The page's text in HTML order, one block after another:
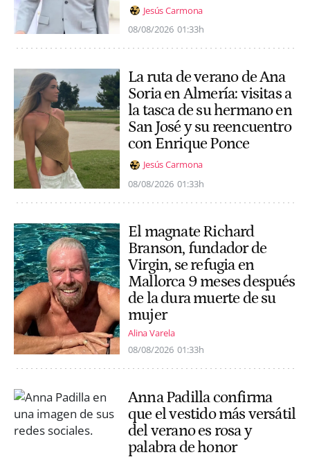
Jesús Carmona
08/08/2026 01:33h
La ruta de verano de Ana
Soria en Almería: visitas a
la tasca de su hermano en
San José y su reencuentro
con Enrique Ponce
Jesús Carmona
08/08/2026 01:33h
El magnate Richard
Branson, fundador de
Virgin, se refugia en
Mallorca 9 meses después
de la dura muerte de su
mujer
Alina Varela
08/08/2026 01:33h
Anna Padilla confirma
que el vestido más versátil
del verano es rosa y
palabra de honor